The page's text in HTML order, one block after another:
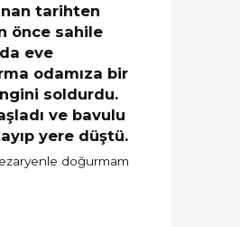
tarihten
önce sahile
eve
odamıza bir
soldurdu.
ve bavulu
yere düştü.
doğurmam